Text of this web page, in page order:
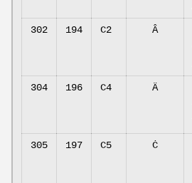
302 194 C2 Â
304 196 C4 Ä
305 197 C5 Ċ